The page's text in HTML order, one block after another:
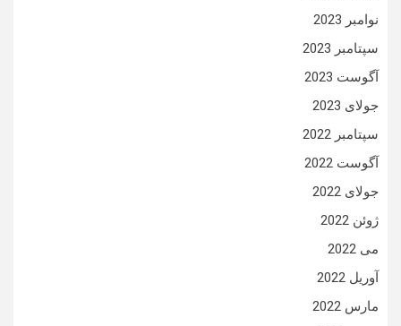
نوامبر 2023
سپتامبر 2023
آگوست 2023
جولای 2023
سپتامبر 2022
آگوست 2022
جولای 2022
ژوئن 2022
می 2022
آوریل 2022
مارس 2022